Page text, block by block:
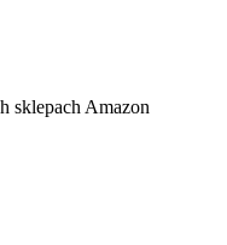
sklepach Amazon